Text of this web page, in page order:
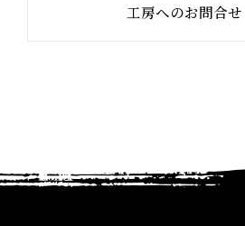
工房へのお問合せ